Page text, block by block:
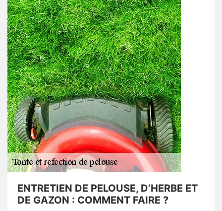
ENTRETIEN DE PELOUSE, D’HERBE ET
DE GAZON : COMMENT FAIRE ?